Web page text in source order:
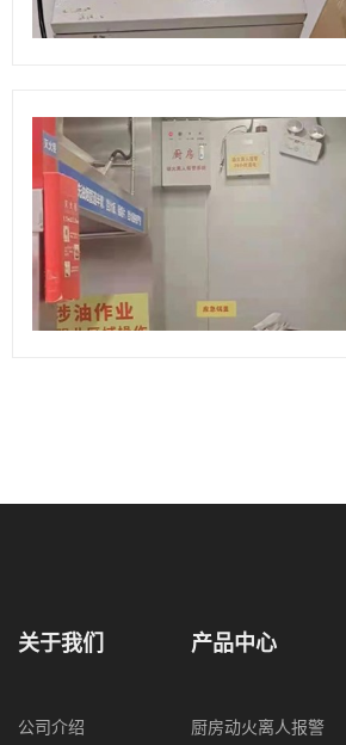
关于我们
公司介绍
产品中心
厨房动火离人报警